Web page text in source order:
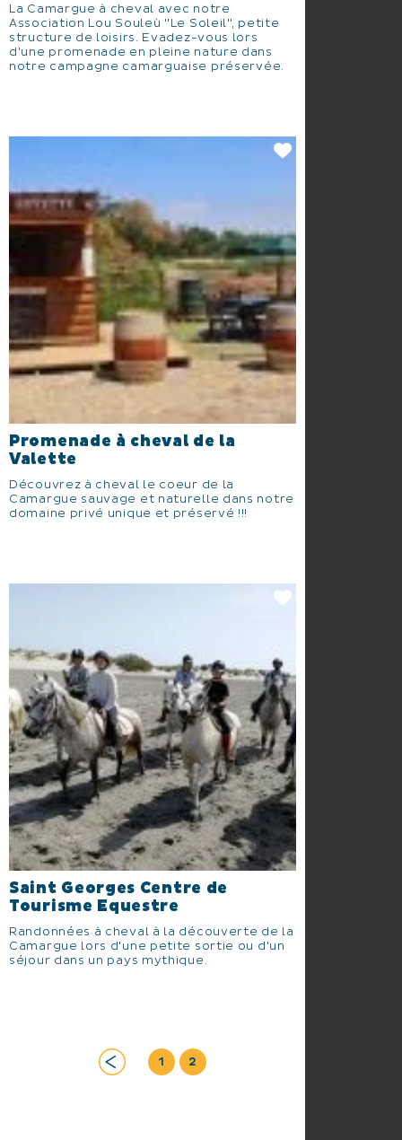
La Camargue à cheval avec notre
Association Lou Souleù "Le Soleil", petite
structure de loisirs. Evadez-vous lors
d'une promenade en pleine nature dans
notre campagne camarguaise préservée.
Promenade à cheval de la
Valette
Découvrez à cheval le coeur de la
Camargue sauvage et naturelle dans notre
domaine privé unique et préservé !!!
Saint Georges Centre de
Tourisme Equestre
Randonnées à cheval à la découverte de la
Camargue lors d'une petite sortie ou d'un
séjour dans un pays mythique.
1 2